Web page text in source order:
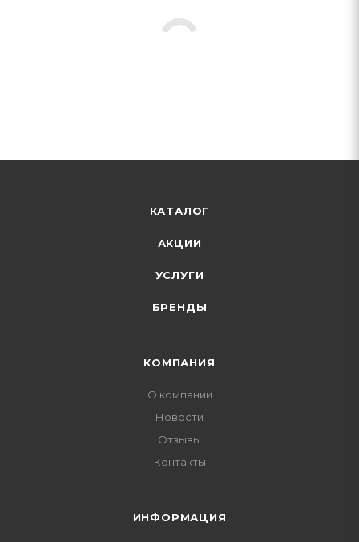
КАТАЛОГ
АКЦИИ
УСЛУГИ
БРЕНДЫ
КОМПАНИЯ
О компании
Новости
Отзывы
Контакты
ИНФОРМАЦИЯ